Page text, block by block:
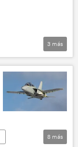
3 más
8 más